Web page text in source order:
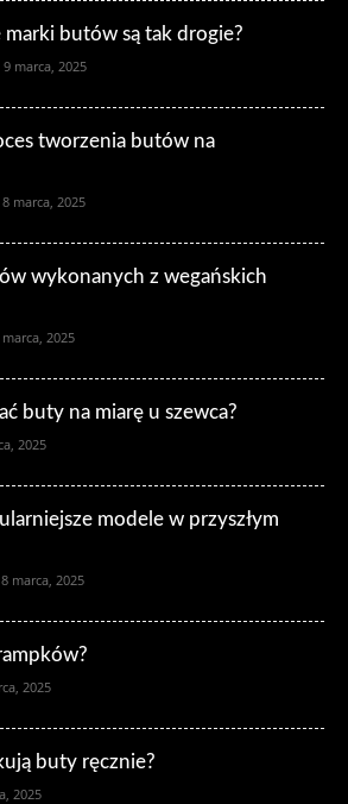
butów są tak drogie?
marca, 2025
tworzenia butów na
marca, 2025
wykonanych z wegańskich
2025
buty na miarę u szewca?
2025
modele w przyszłym
marca, 2025
2025
buty ręcznie?
2025